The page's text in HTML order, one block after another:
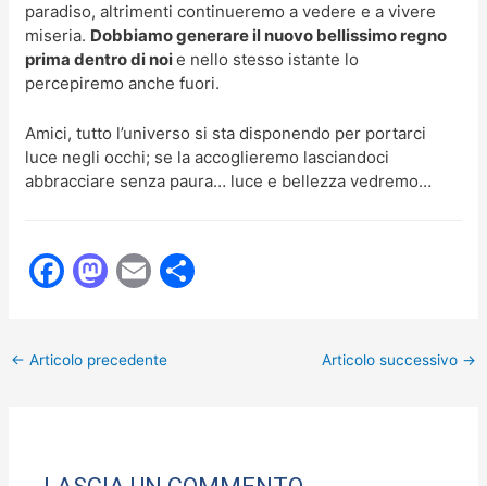
paradiso, altrimenti continueremo a vedere e a vivere
miseria. Dobbiamo generare il nuovo bellissimo regno
prima dentro di noie nello stesso istante lo
percepiremo anche fuori.
Amici, tutto l’universo si sta disponendo per portarci
luce negli occhi; se la accoglieremo lasciandoci
abbracciare senza paura… luce e bellezza vedremo…
F
e
M
o
E
l
← Articolo precedente Articolo successivo →